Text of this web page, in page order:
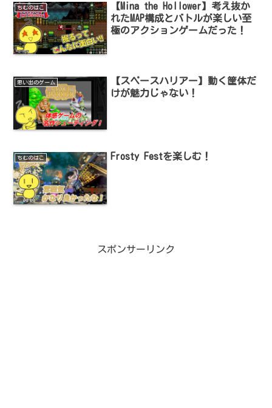
ちむのはこ
【Mina the Hollower】考え抜か
れたMAP構成とバトルが楽しい至
極のアクションゲームだった！
思い出のゲーム
【スペースハリアー】動く筐体だ
けが魅力じゃない！
ちむのはこ Frosty Festを楽しむ！
スポンサーリンク